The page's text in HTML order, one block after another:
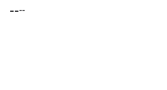
----